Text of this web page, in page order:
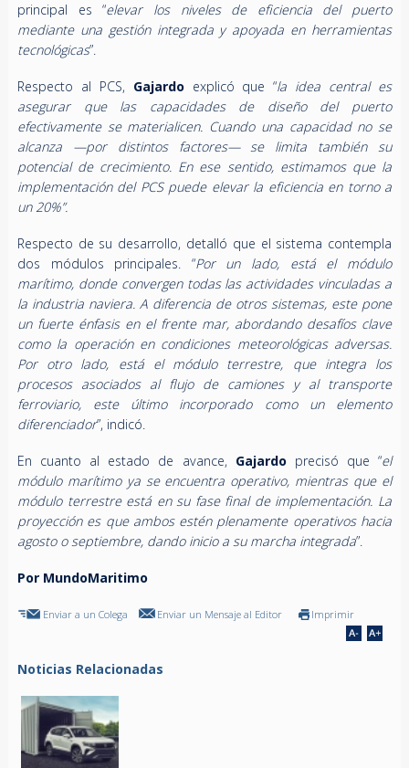
principal es “elevar los niveles de eficiencia del puerto
mediante una gestión integrada y apoyada en herramientas
tecnológicas”.
Respecto al PCS, Gajardo explicó que “la idea central es
asegurar que las capacidades de diseño del puerto
efectivamente se materialicen. Cuando una capacidad no se
alcanza —por distintos factores— se limita también su
potencial de crecimiento. En ese sentido, estimamos que la
implementación del PCS puede elevar la eficiencia en torno a
un 20%”.
Respecto de su desarrollo, detalló que el sistema contempla
dos módulos principales. “Por un lado, está el módulo
marítimo, donde convergen todas las actividades vinculadas a
la industria naviera. A diferencia de otros sistemas, este pone
un fuerte énfasis en el frente mar, abordando desafíos clave
como la operación en condiciones meteorológicas adversas.
Por otro lado, está el módulo terrestre, que integra los
procesos asociados al flujo de camiones y al transporte
ferroviario, este último incorporado como un elemento
diferenciador”, indicó.
En cuanto al estado de avance, Gajardoprecisó que “el
módulo marítimo ya se encuentra operativo, mientras que el
módulo terrestre está en su fase final de implementación. La
proyección es que ambos estén plenamente operativos hacia
agosto o septiembre, dando inicio a su marcha integrada”.
Por MundoMaritimo
Enviar a un Colega Enviar un Mensaje al Editor Imprimir
Noticias Relacionadas